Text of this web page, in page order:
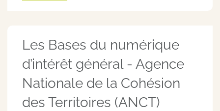
Les Bases du numérique
d’intérêt général - Agence
Nationale de la Cohésion
des Territoires (ANCT)